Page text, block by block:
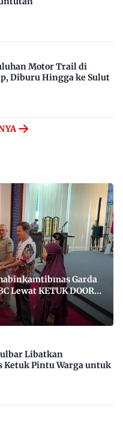
Motor Trail di
Diburu Hingga ke Sulut
Garda
Lewat KETUK DOORS
Libatkan
Ketuk Pintu Warga untuk